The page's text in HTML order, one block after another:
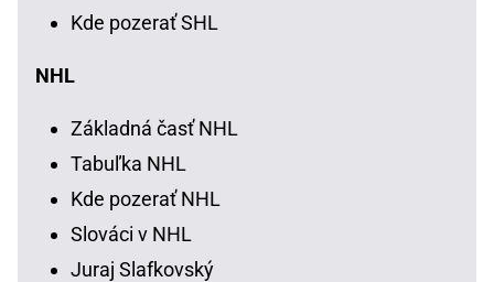
Kde pozerať SHL
NHL
Základná časť NHL
Tabuľka NHL
Kde pozerať NHL
Slováci v NHL
Juraj Slafkovský